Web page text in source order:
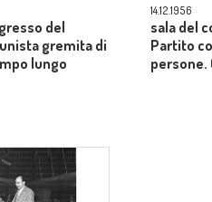
del
gremita di
lungo
14.12.1956
sala del
Partito
persone.